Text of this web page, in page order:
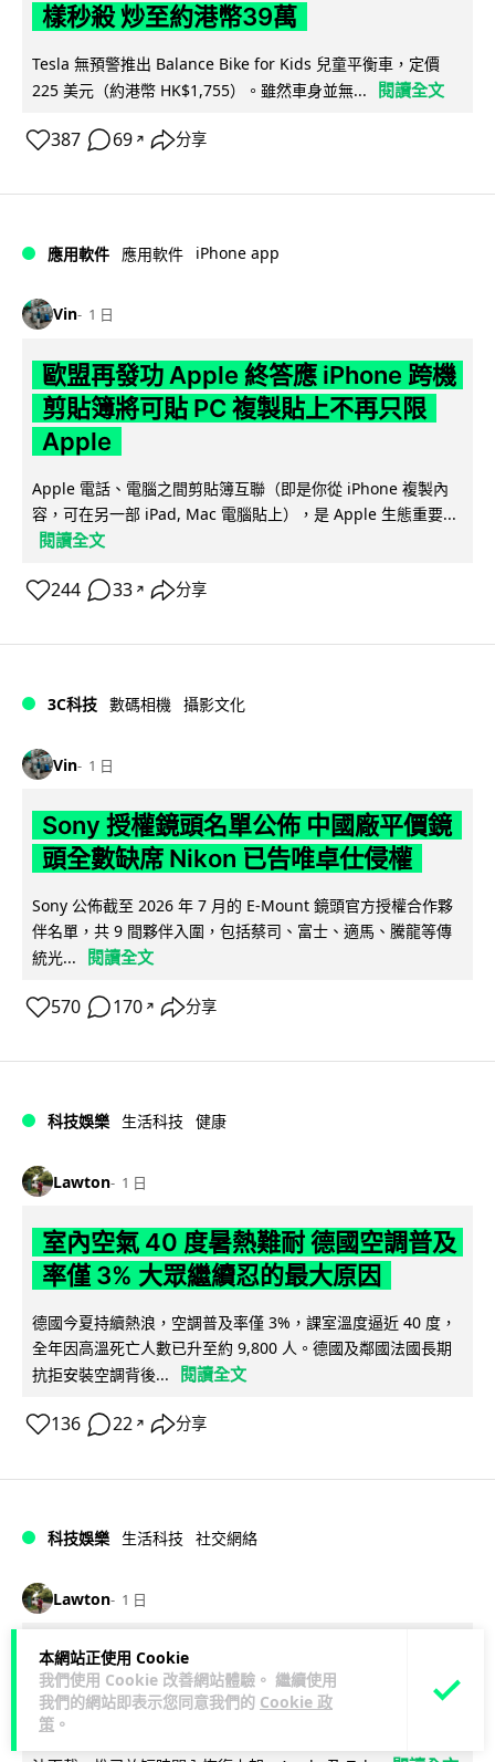
本網站正使用 Cookie
我們使用 Cookie 改善網站體驗。 繼續使用
我們的網站即表示您同意我們的 Cookie 政
策 。
樣秒殺 炒至約港幣39萬
Tesla 無預警推出 Balance Bike for Kids 兒童平衡車，定價
225 美元（約港幣 HK$1,755）。雖然車身並無...
閱讀全文
387 69 ↗ 分享
應用軟件 應用軟件 iPhone app
Vin 1 日
歐盟再發功 Apple 終答應 iPhone 跨機
剪貼簿將可貼 PC 複製貼上不再只限
Apple
Apple 電話、電腦之間剪貼簿互聯（即是你從 iPhone 複製內
容，可在另一部 iPad, Mac 電腦貼上），是 Apple 生態重要...
閱讀全文
244 33 ↗ 分享
3C科技 數碼相機 攝影文化
Vin 1 日
Sony 授權鏡頭名單公佈 中國廠平價鏡
頭全數缺席 Nikon 已告唯卓仕侵權
Sony 公佈截至 2026 年 7 月的 E-Mount 鏡頭官方授權合作夥
伴名單，共 9 間夥伴入圍，包括蔡司、富士、適馬、騰龍等傳
統光...
閱讀全文
570 170 ↗ 分享
科技娛樂 生活科技 健康
Lawton 1 日
室內空氣 40 度暑熱難耐 德國空調普及
率僅 3% 大眾繼續忍的最大原因
德國今夏持續熱浪，空調普及率僅 3%，課室溫度逼近 40 度，
全年因高溫死亡人數已升至約 9,800 人。德國及鄰國法國長期
抗拒安裝空調背後...
閱讀全文
136 22 ↗ 分享
科技娛樂 生活科技 社交網絡
Lawton 1 日
Telegram 一度從 Apple App Store 下
架 官方未解釋原因迅速恢復上架